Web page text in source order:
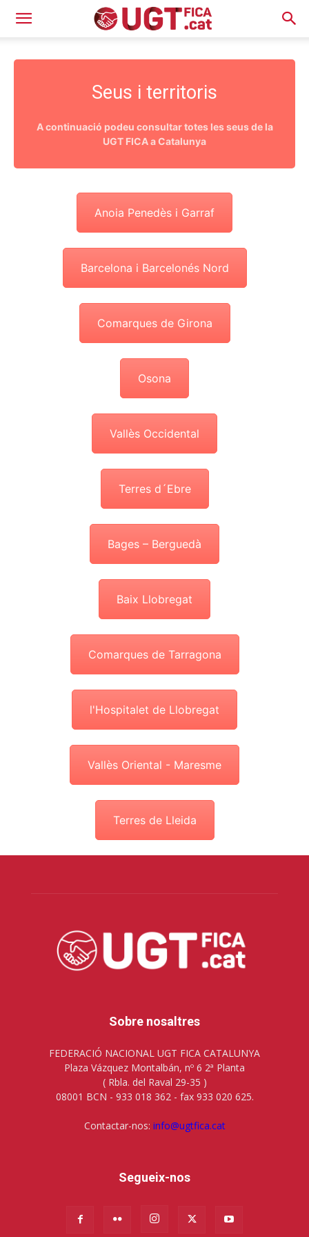
Seus i territoris
A continuació podeu consultar totes les seus de la
UGT FICA a Catalunya
Anoia Penedès i Garraf
Barcelona i Barcelonés Nord
Comarques de Girona
Osona
Vallès Occidental
Terres d´Ebre
Bages – Berguedà
Baix Llobregat
Comarques de Tarragona
l'Hospitalet de Llobregat
Vallès Oriental - Maresme
Terres de Lleida
Sobre nosaltres
FEDERACIÓ NACIONAL UGT FICA CATALUNYA
Plaza Vázquez Montalbán, nº 6 2ª Planta
( Rbla. del Raval 29-35 )
08001 BCN - 933 018 362 - fax 933 020 625.
Contactar-nos: info@ugtfica.cat
Segueix-nos